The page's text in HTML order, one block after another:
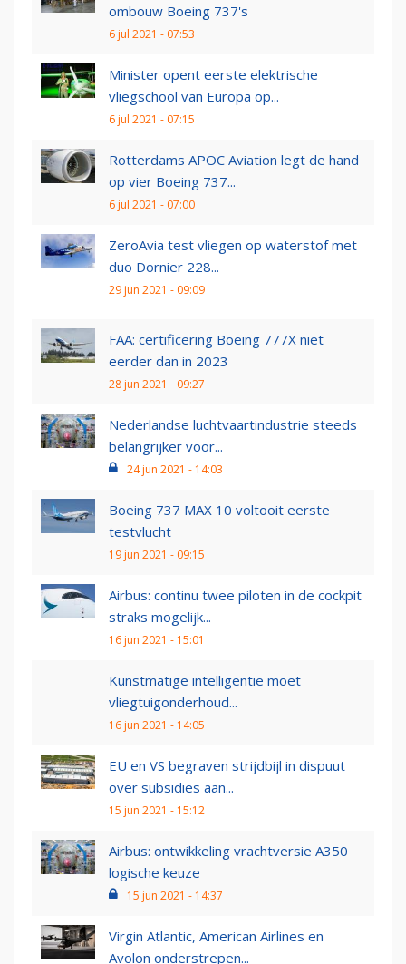
ombouw Boeing 737's
6 jul 2021 - 07:53
Minister opent eerste elektrische
vliegschool van Europa op...
6 jul 2021 - 07:15
Rotterdams APOC Aviation legt de hand
op vier Boeing 737...
6 jul 2021 - 07:00
ZeroAvia test vliegen op waterstof met
duo Dornier 228...
29 jun 2021 - 09:09
FAA: certificering Boeing 777X niet
eerder dan in 2023
28 jun 2021 - 09:27
Nederlandse luchtvaartindustrie steeds
belangrijker voor...
24 jun 2021 - 14:03
Boeing 737 MAX 10 voltooit eerste
testvlucht
19 jun 2021 - 09:15
Airbus: continu twee piloten in de cockpit
straks mogelijk...
16 jun 2021 - 15:01
Kunstmatige intelligentie moet
vliegtuigonderhoud...
16 jun 2021 - 14:05
EU en VS begraven strijdbijl in dispuut
over subsidies aan...
15 jun 2021 - 15:12
Airbus: ontwikkeling vrachtversie A350
logische keuze
15 jun 2021 - 14:37
Virgin Atlantic, American Airlines en
Avolon onderstrepen...